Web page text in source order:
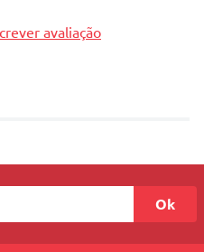
avaliação
Ok